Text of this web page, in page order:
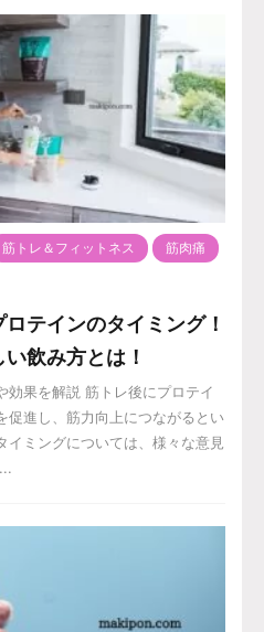
筋トレ＆フィットネス 筋肉痛
テインのタイミング！
飲み方とは！
効果を解説 筋トレ後にプロテイ
促進し、筋力向上につながるとい
イミングについては、様々な意見